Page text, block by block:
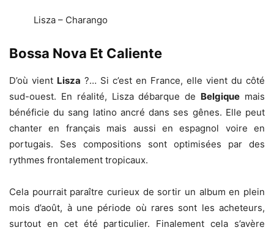
Lisza – Charango
Bossa Nova Et Caliente
D’où vient Lisza ?… Si c’est en France, elle vient du côté
sud-ouest. En réalité, Lisza débarque de Belgique mais
bénéficie du sang latino ancré dans ses gênes. Elle peut
chanter en français mais aussi en espagnol voire en
portugais. Ses compositions sont optimisées par des
rythmes frontalement tropicaux.
Cela pourrait paraître curieux de sortir un album en plein
mois d’août, à une période où rares sont les acheteurs,
surtout en cet été particulier. Finalement cela s’avère